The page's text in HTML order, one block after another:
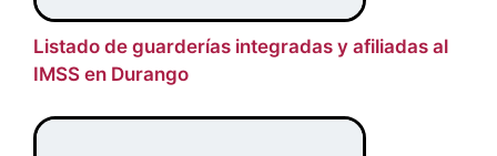
Listado de guarderías integradas y afiliadas al
IMSS en Durango